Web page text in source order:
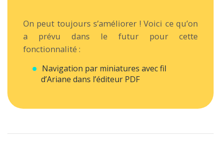
On peut toujours s’améliorer ! Voici ce qu’on
a prévu dans le futur pour cette
fonctionnalité :
Navigation par miniatures avec fil
d’Ariane dans l’éditeur PDF